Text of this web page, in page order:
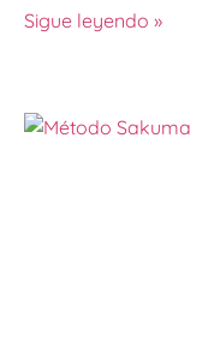
Sigue leyendo »